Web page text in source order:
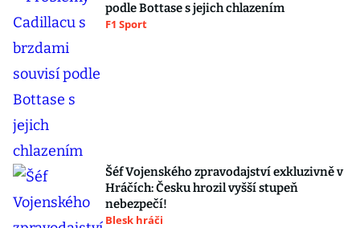
podle Bottase s jejich chlazením
F1 Sport
Šéf Vojenského zpravodajství exkluzivně v
Hráčích: Česku hrozil vyšší stupeň
nebezpečí!
Blesk hráči